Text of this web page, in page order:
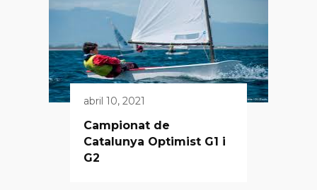
abril 10, 2021
Campionat de
Catalunya Optimist G1 i
G2